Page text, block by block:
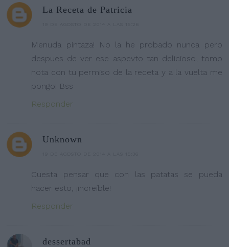
La Receta de Patricia
Menuda pintaza! No la he probado nunca pero
despues de ver ese aspevto tan delicioso, tomo
nota con tu permiso de la receta y a la vuelta me
pongo! Bss
Responder
Unknown
Cuesta pensar que con las patatas se pueda
hacer esto, ¡increíble!
Responder
dessertabad